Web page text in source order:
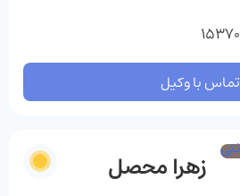
تماس با وکیل
زهرا محصل